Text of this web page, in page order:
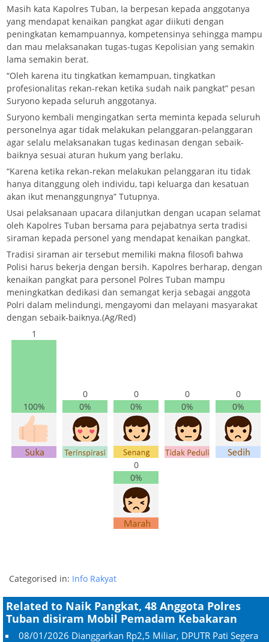
Masih kata Kapolres Tuban, Ia berpesan kepada anggotanya
yang mendapat kenaikan pangkat agar diikuti dengan
peningkatan kemampuannya, kompetensinya sehingga mampu
dan mau melaksanakan tugas-tugas Kepolisian yang semakin
lama semakin berat.
“Oleh karena itu tingkatkan kemampuan, tingkatkan
profesionalitas rekan-rekan ketika sudah naik pangkat” pesan
Suryono kepada seluruh anggotanya.
Suryono kembali mengingatkan serta meminta kepada seluruh
personelnya agar tidak melakukan pelanggaran-pelanggaran
agar selalu melaksanakan tugas kedinasan dengan sebaik-
baiknya sesuai aturan hukum yang berlaku.
“Karena ketika rekan-rekan melakukan pelanggaran itu tidak
hanya ditanggung oleh individu, tapi keluarga dan kesatuan
akan ikut menanggungnya” Tutupnya.
Usai pelaksanaan upacara dilanjutkan dengan ucapan selamat
oleh Kapolres Tuban bersama para pejabatnya serta tradisi
siraman kepada personel yang mendapat kenaikan pangkat.
Tradisi siraman air tersebut memiliki makna filosofi bahwa
Polisi harus bekerja dengan bersih. Kapolres berharap, dengan
kenaikan pangkat para personel Polres Tuban mampu
meningkatkan dedikasi dan semangat kerja sebagai anggota
Polri dalam melindungi, mengayomi dan melayani masyarakat
dengan sebaik-baiknya.(Ag/Red)
1
100%
0
0%
0
0%
0
0%
0
0%
0
0%
Categorised in: Info Rakyat
Related to Naik Pangkat, 48 Anggota Polres
Tuban disiram Mobil Pemadam Kebakaran
08/01/2026 Dianggarkan Rp2,5 Miliar, DPUTR Pati Segera